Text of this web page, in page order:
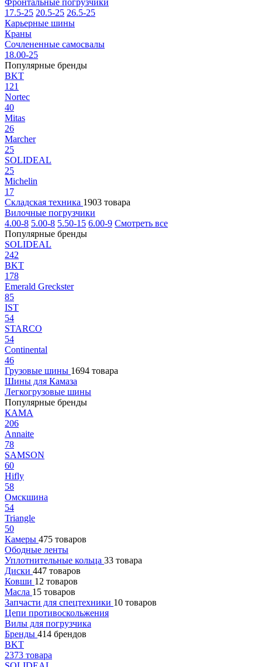
Фронтальные погрузчики
17.5-25 20.5-25 26.5-25
Карьерные шины
Краны
Сочлененные самосвалы
18.00-25
Популярные бренды
BKT
121
Nortec
40
Mitas
26
Marcher
25
SOLIDEAL
25
Michelin
17
Складская техника 1903 товара
Вилочные погрузчики
4.00-8 5.00-8 5.50-15 6.00-9 Смотреть все
Популярные бренды
SOLIDEAL
242
BKT
178
Emerald Greckster
85
IST
54
STARCO
54
Continental
46
Грузовые шины 1694 товара
Шины для Камаза
Легкогрузовые шины
Популярные бренды
КАМА
206
Annaite
78
SAMSON
60
Hifly
58
Омскшина
54
Triangle
50
Камеры 475 товаров
Ободные ленты
Уплотнительные кольца 33 товара
Диски 447 товаров
Ковши 12 товаров
Масла 15 товаров
Запчасти для спецтехники 10 товаров
Цепи противоскольжения
Вилы для погрузчика
Бренды 414 брендов
BKT
2373 товара